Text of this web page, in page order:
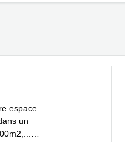
espace
un